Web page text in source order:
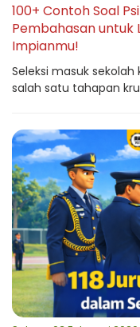
100+ Contoh Soal
Pembahasan untuk
Impianmu!
Seleksi masuk
salah satu tahapan